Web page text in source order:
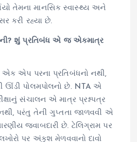
તેમના માનસિક સ્વાસ્થ્ય અને
કરી રહ્યા છે.
શું પ્રતિબંધ એ જ એકમાત્ર
એક એપ પરના પ્રતિબંધનો નથી,
ઊંડી પોલમપોલનો છે. NTA એ
સંચાલન એ માત્ર પ્રશ્નપત્ર
પરંતુ તેની ગુપ્તતા જાળવવી એ
જવાબદારી છે. ટેલિગ્રામ પર
પર અંકુશ મેળવવાનો દાવો